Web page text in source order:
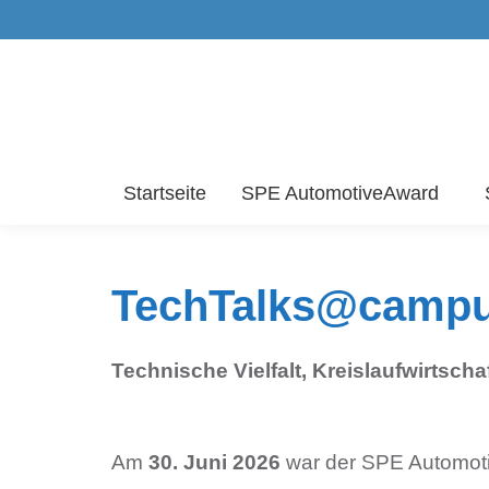
Startseite SPE AutomotiveAward
Technische Vielfalt,
Am 30. Juni 2026 war der SPE